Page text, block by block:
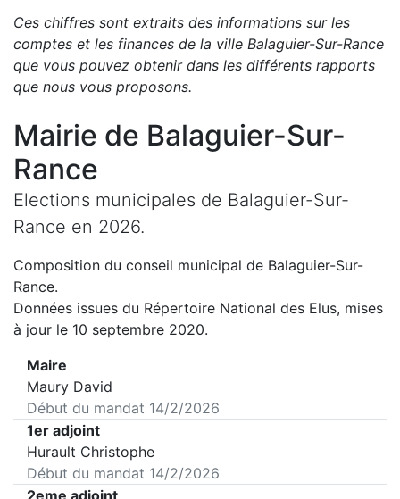
Ces chiffres sont extraits des informations sur les
comptes et les finances de la ville Balaguier-Sur-Rance
que vous pouvez obtenir dans les différents rapports
que nous vous proposons.
Mairie de Balaguier-Sur-
Rance
Elections municipales de Balaguier-Sur-
Rance en 2026.
Composition du conseil municipal de Balaguier-Sur-
Rance.
Données issues du Répertoire National des Elus, mises
à jour le 10 septembre 2020.
Maire
Maury David
Début du mandat 14/2/2026
1er adjoint
Hurault Christophe
Début du mandat 14/2/2026
2eme adjoint